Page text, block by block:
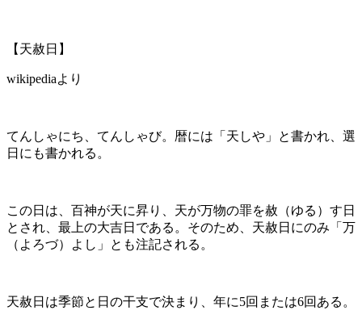
【天赦日】
wikipediaより
てんしゃにち、てんしゃび。暦には「天しや」と書かれ、選
日にも書かれる。
この日は、百神が天に昇り、天が万物の罪を赦（ゆる）す日
とされ、最上の大吉日である。そのため、天赦日にのみ「万
（よろづ）よし」とも注記される。
天赦日は季節と日の干支で決まり、年に5回または6回ある。